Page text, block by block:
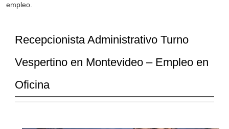
empleo.
Recepcionista Administrativo Turno
Vespertino en Montevideo – Empleo en
Oficina